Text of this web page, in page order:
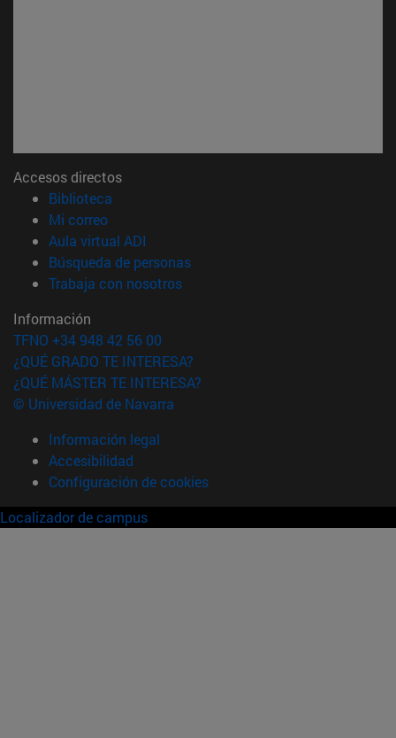
Accesos directos
Biblioteca
Mi correo(abre en nueva ventana)
Aula virtual ADI
Búsqueda de personas(abre en nueva ventana)
Trabaja con nosotros(abre en nueva ventana)
Información
TFNO +34 948 42 56 00
¿QUÉ GRADO TE INTERESA?
¿QUÉ MÁSTER TE INTERESA?
© Universidad de Navarra
Información legal
Accesibilidad
Configuración de cookies
Localizador de campus